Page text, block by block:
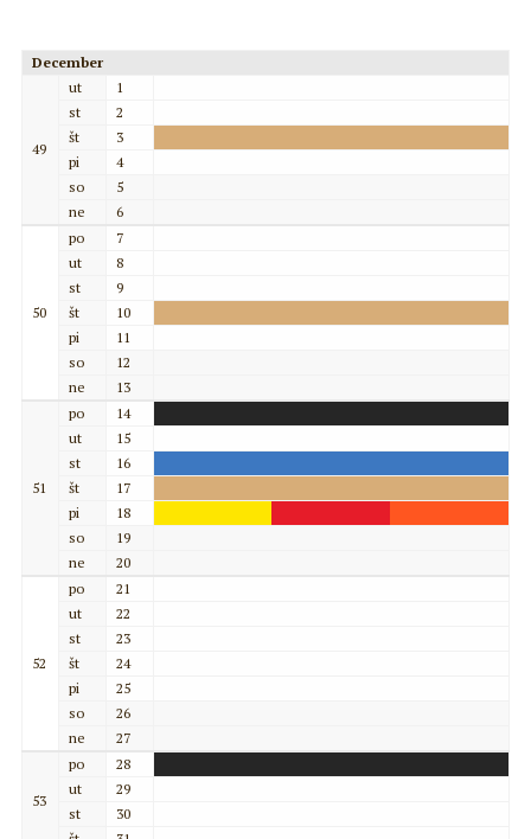
December
49
ut
1
st
2
št
3
pi
4
so
5
ne
6
50
po
7
ut
8
st
9
št
10
pi
11
so
12
ne
13
51
po
14
ut
15
st
16
št
17
pi
18
so
19
ne
20
52
po
21
ut
22
st
23
št
24
pi
25
so
26
ne
27
53
po
28
ut
29
st
30